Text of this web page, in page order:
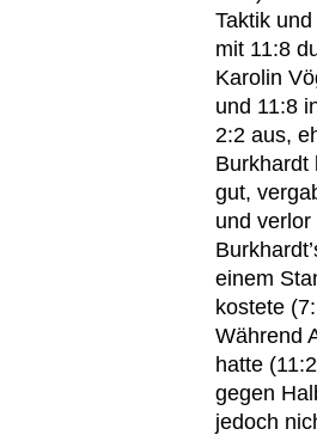
Taktik
mit 11:8
Karolin
und 11:8
2:2 aus,
Burkhardt
gut,
und
einem
kostete
Während
hatte
gegen
jedoch